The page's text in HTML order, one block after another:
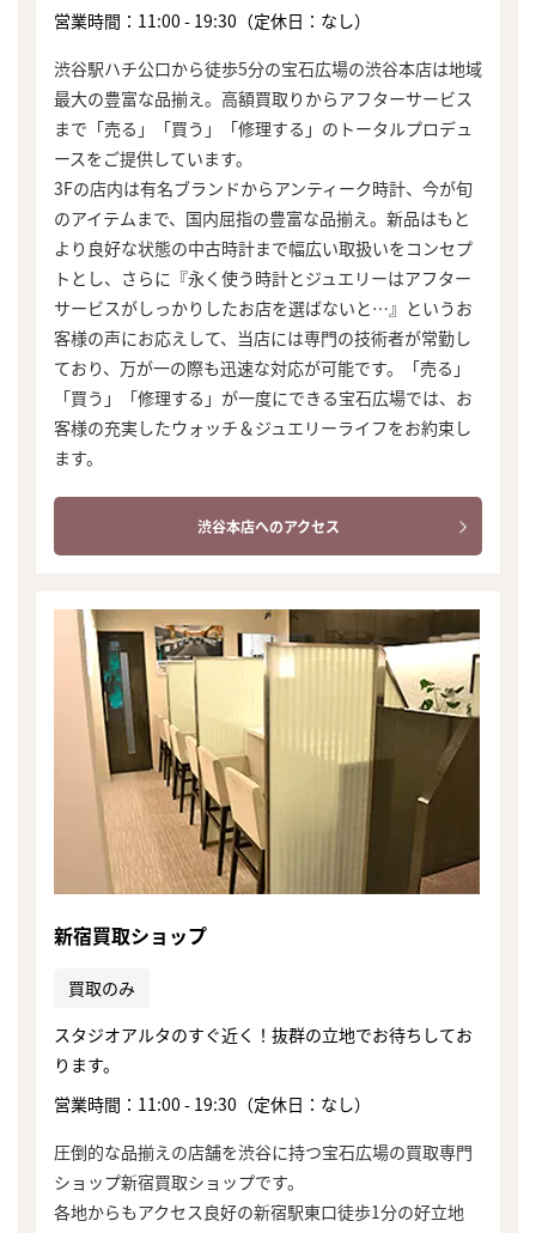
営業時間：11:00 - 19:30（定休日：なし）
渋谷駅ハチ公口から徒歩5分の宝石広場の渋谷本店は地域
最大の豊富な品揃え。高額買取りからアフターサービス
まで「売る」「買う」「修理する」のトータルプロデュ
ースをご提供しています。
3Fの店内は有名ブランドからアンティーク時計、今が旬
のアイテムまで、国内屈指の豊富な品揃え。新品はもと
より良好な状態の中古時計まで幅広い取扱いをコンセプ
トとし、さらに『永く使う時計とジュエリーはアフター
サービスがしっかりしたお店を選ばないと…』というお
客様の声にお応えして、当店には専門の技術者が常勤し
ており、万が一の際も迅速な対応が可能です。「売る」
「買う」「修理する」が一度にできる宝石広場では、お
客様の充実したウォッチ＆ジュエリーライフをお約束し
ます。
渋谷本店へのアクセス
新宿買取ショップ
買取のみ
スタジオアルタのすぐ近く！抜群の立地でお待ちしてお
ります。
営業時間：11:00 - 19:30（定休日：なし）
圧倒的な品揃えの店舗を渋谷に持つ宝石広場の買取専門
ショップ新宿買取ショップです。
各地からもアクセス良好の新宿駅東口徒歩1分の好立地
まずは
かんたん30秒でお試し査定